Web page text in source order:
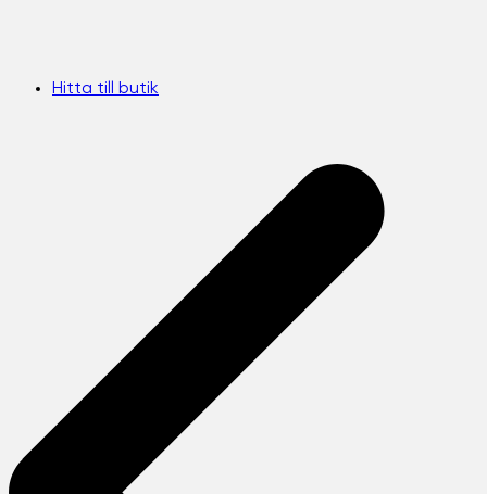
Hitta till butik